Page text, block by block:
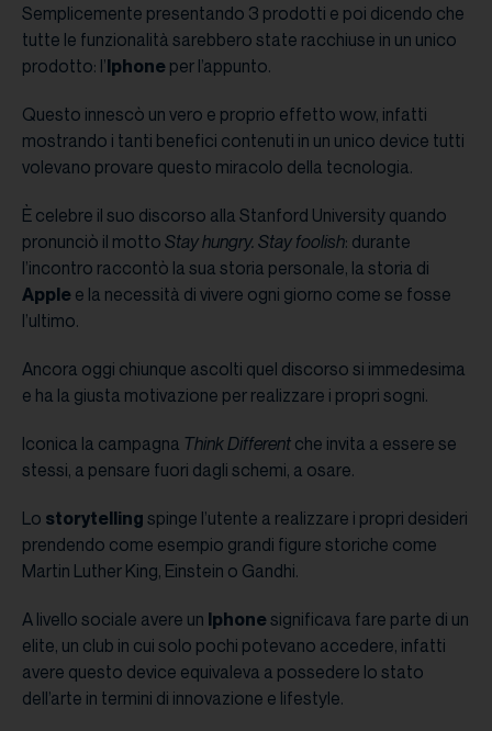
Semplicemente presentando 3 prodotti e poi dicendo che
tutte le funzionalità sarebbero state racchiuse in un unico
prodotto: l’Iphone per l’appunto.
Questo innescò un vero e proprio effetto wow, infatti
mostrando i tanti benefici contenuti in un unico device tutti
volevano provare questo miracolo della tecnologia.
È celebre il suo discorso alla Stanford University quando
pronunciò il motto Stay hungry. Stay foolish: durante
l’incontro raccontò la sua storia personale, la storia di
Apple e la necessità di vivere ogni giorno come se fosse
l’ultimo.
Ancora oggi chiunque ascolti quel discorso si immedesima
e ha la giusta motivazione per realizzare i propri sogni.
Iconica la campagna Think Different che invita a essere se
stessi, a pensare fuori dagli schemi, a osare.
Lo storytelling spinge l’utente a realizzare i propri desideri
prendendo come esempio grandi figure storiche come
Martin Luther King, Einstein o Gandhi.
A livello sociale avere un Iphonesignificava fare parte di un
elite, un club in cui solo pochi potevano accedere, infatti
avere questo device equivaleva a possedere lo stato
dell’arte in termini di innovazione e lifestyle.